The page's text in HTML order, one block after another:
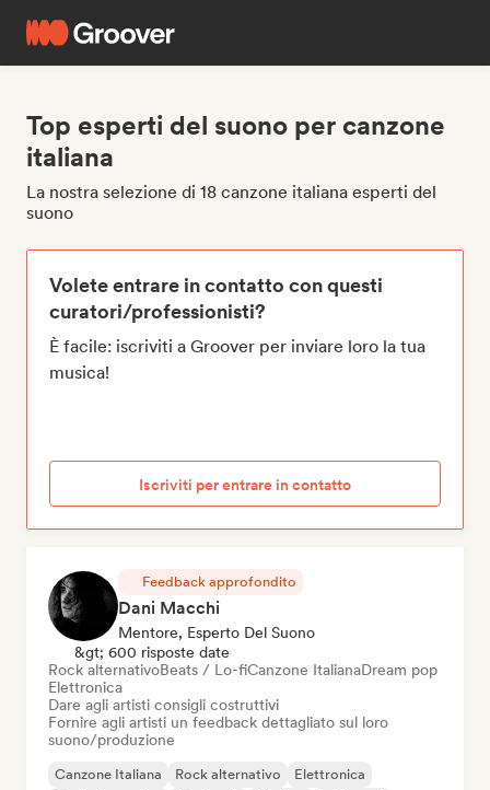
Top esperti del suono per canzone
italiana
La nostra selezione di 18 canzone italiana esperti del
suono
Volete entrare in contatto con questi
curatori/professionisti?
È facile: iscriviti a Groover per inviare loro la tua
musica!
Iscriviti per entrare in contatto
Feedback approfondito
Dani Macchi
Mentore, Esperto Del Suono
&gt; 600 risposte date
Rock alternativoBeats / Lo-fiCanzone ItalianaDream pop
Elettronica
Dare agli artisti consigli costruttivi
Fornire agli artisti un feedback dettagliato sul loro
suono/produzione
Canzone Italiana Rock alternativo
Elettronica